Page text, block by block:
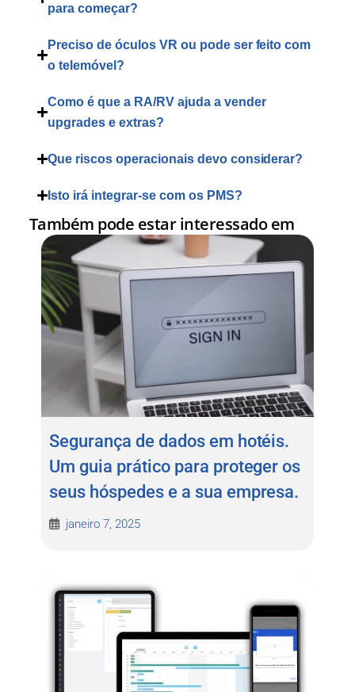
para começar?
Preciso de óculos VR ou pode ser feito com
o telemóvel?
Como é que a RA/RV ajuda a vender
upgrades e extras?
Que riscos operacionais devo considerar?
Isto irá integrar-se com os PMS?
Também pode estar interessado em
Segurança de dados em hotéis.
Um guia prático para proteger os
seus hóspedes e a sua empresa.
janeiro 7, 2025